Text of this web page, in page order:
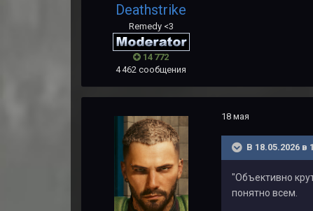
Deathstrike
Remedy <3
14 772
4 462 сообщения
18 мая
В 18.05.2026 в
"Объективно
понятно всем.